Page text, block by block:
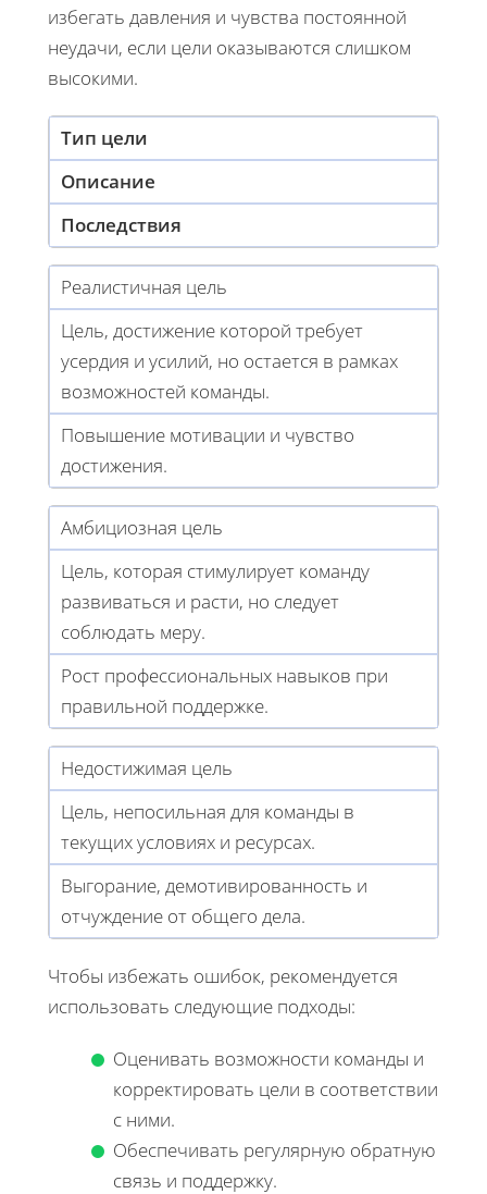
избегать давления и чувства постоянной
неудачи, если цели оказываются слишком
высокими.
Тип цели
Описание
Последствия
Реалистичная цель
Цель, достижение которой требует
усердия и усилий, но остается в рамках
возможностей команды.
Повышение мотивации и чувство
достижения.
Амбициозная цель
Цель, которая стимулирует команду
развиваться и расти, но следует
соблюдать меру.
Рост профессиональных навыков при
правильной поддержке.
Недостижимая цель
Цель, непосильная для команды в
текущих условиях и ресурсах.
Выгорание, демотивированность и
отчуждение от общего дела.
Чтобы избежать ошибок, рекомендуется
использовать следующие подходы:
Оценивать возможности команды и
корректировать цели в соответствии
с ними.
Обеспечивать регулярную обратную
связь и поддержку.